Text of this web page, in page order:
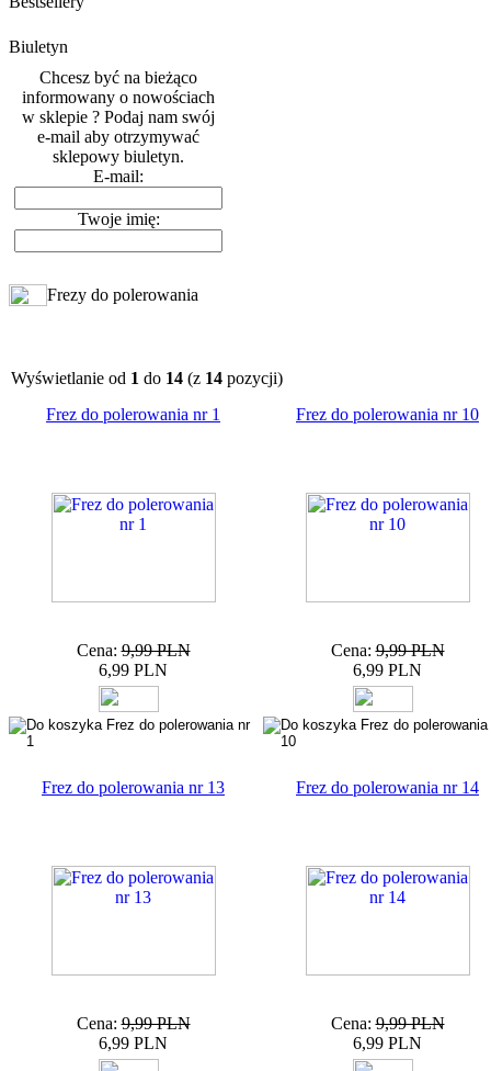
Biuletyn
Chcesz być na bieżąco
informowany o nowościach
w sklepie ? Podaj nam swój
e-mail aby otrzymywać
sklepowy biuletyn.
E-mail:
Twoje imię:
Frezy do polerowania
Wyświetlanie od 1 do 14 (z 14 pozycji)
Frez do polerowania nr 1
Cena: 9,99 PLN
6,99 PLN
Frez do polerowania nr 10
Cena: 9,99 PLN
6,99 PLN
Frez do polerowania nr 13
Cena: 9,99 PLN
6,99 PLN
Frez do polerowania nr 14
Cena: 9,99 PLN
6,99 PLN